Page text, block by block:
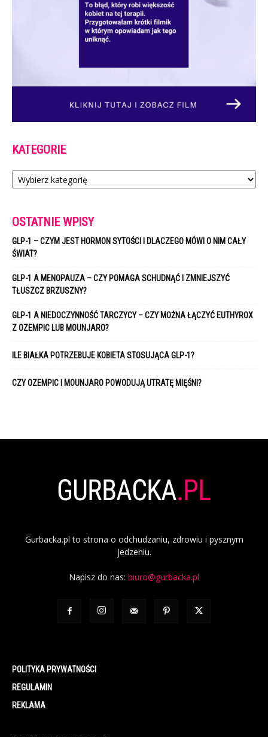
KATEGORIE
Kategorie
OSTATNIE WPISY
GLP-1 – CZYM JEST HORMON SYTOŚCI I DLACZEGO MÓWI O NIM CAŁY
ŚWIAT?
GLP-1 A MENOPAUZA – CZY POMAGA SCHUDNĄĆ I ZMNIEJSZYĆ
TŁUSZCZ BRZUSZNY?
GLP-1 A NIEDOCZYNNOŚĆ TARCZYCY – CZY MOŻNA ŁĄCZYĆ EUTHYROX
Z OZEMPIC LUB MOUNJARO?
ILE BIAŁKA POTRZEBUJE KOBIETA STOSUJĄCA GLP-1?
CZY OZEMPIC I MOUNJARO POWODUJĄ UTRATĘ MIĘŚNI?
Gurbacka.pl to strona o odchudzaniu, zdrowiu i pysznym
jedzeniu.
Napisz do nas: biuro@gurbacka.pl
POLITYKA PRYWATNOŚCI
REGULAMIN
REKLAMA